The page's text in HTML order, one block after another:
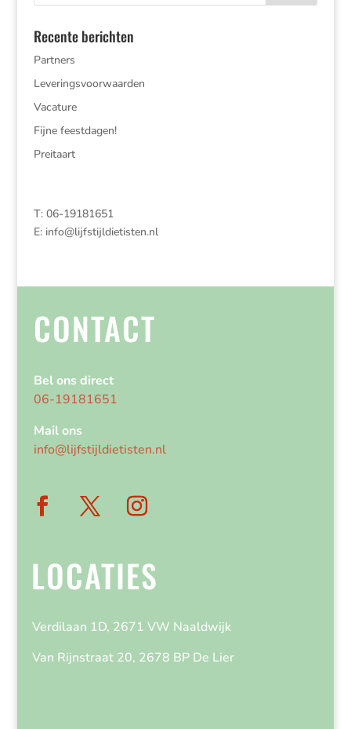
Recente berichten
Partners
Leveringsvoorwaarden
Vacature
Fijne feestdagen!
Preitaart
T: 06-19181651
E: info@lijfstijldietisten.nl
CONTACT
Bel ons direct
06-19181651
Mail ons
info@lijfstijldietisten.nl
LOCATIES
Verdilaan 1D, 2671 VW Naaldwijk
Van Rijnstraat 20, 2678 BP De Lier